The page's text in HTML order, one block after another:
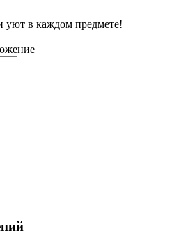
уют в каждом предмете!